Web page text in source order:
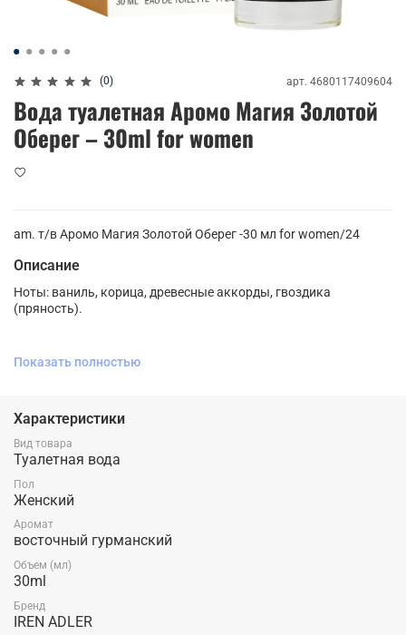
(0) арт. 4680117409604
Вода туалетная Аромо Магия Золотой
Оберег – 30ml for women
am. т/в Аромо Магия Золотой Оберег -30 мл for women/24
Описание
Ноты: ваниль, корица, древесные аккорды, гвоздика
(пряность).
Изысканный аромат, который доставляет истинное
головокружительную композицию.
Показать полностью
Характеристики
Вид товара
Туалетная вода
Пол
Женский
Аромат
восточный гурманский
Объем (мл)
30ml
Бренд
IREN ADLER